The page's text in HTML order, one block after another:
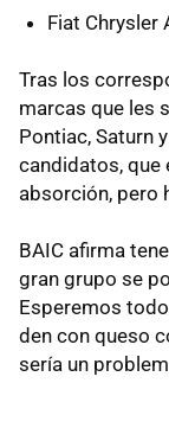
Fiat Chrysler
Tras los
marcas que les
Pontiac, Saturn
candidatos, que
absorción, pero
BAIC afirma
gran grupo se
Esperemos
den con queso
sería un